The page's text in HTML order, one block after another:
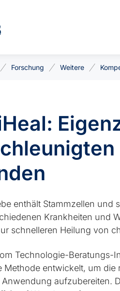
Forschung Weitere
enthält Stammzellen und
Krankheiten und
schnelleren Heilung von
Technologie-Beratungs-
Methode entwickelt, um
aufzubereiten.